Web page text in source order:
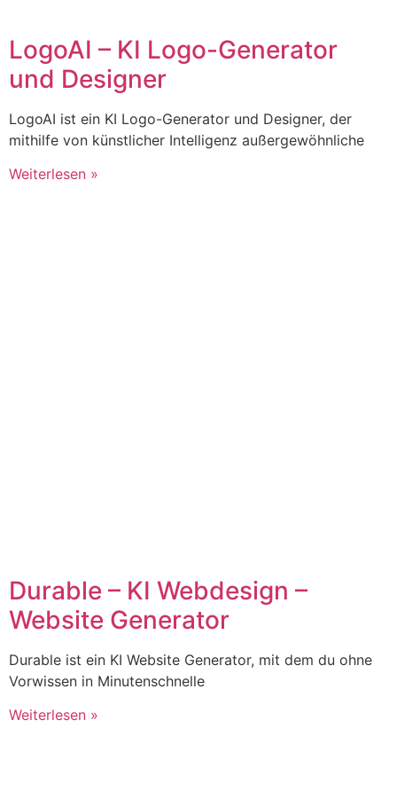
LogoAI – KI Logo-Generator
und Designer
LogoAI ist ein KI Logo-Generator und Designer, der
mithilfe von künstlicher Intelligenz außergewöhnliche
Weiterlesen »
Durable – KI Webdesign –
Website Generator
Durable ist ein KI Website Generator, mit dem du ohne
Vorwissen in Minutenschnelle
Weiterlesen »